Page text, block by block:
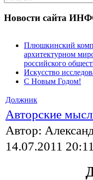
Новости сайта
Плюшкинский
архитектурном
российского
Искусство
С Новым Годом!
Должник
Авторские
Автор:
14.07.2011 20:11